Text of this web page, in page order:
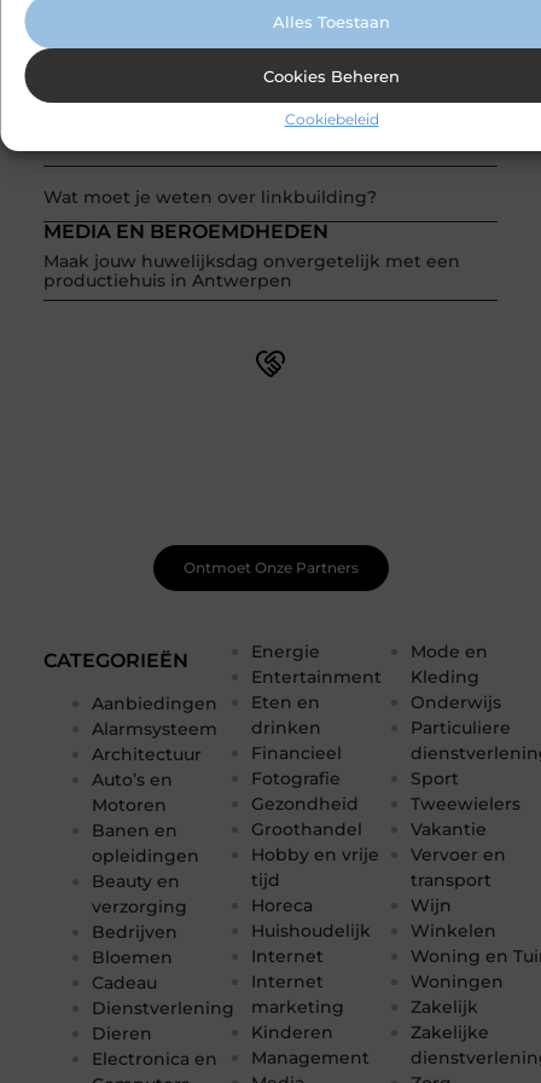
Alles Toestaan
Cookies Beheren
Cookiebeleid
Transportbedrijf in Antwerpen als basis voor
Fietsenwinkel in Merksem voor persoonlijk advies
Wat moet je weten over linkbuilding?
CATEGORIEËN
Aanbiedingen
Alarmsysteem
Architectuur
Auto’s en
Motoren
Banen en
opleidingen
Beauty en
verzorging
Bedrijven
Bloemen
Cadeau
Dienstverlening
Dieren
Electronica en
Energie
Entertainment
Eten en
drinken
Financieel
Fotografie
Gezondheid
Groothandel
Hobby en vrije
tijd
Horeca
Huishoudelijk
Internet
Internet
marketing
Kinderen
Management
Mode en
Kleding
Onderwijs
Particuliere
Sport
Tweewielers
Vakantie
Vervoer en
transport
Wijn
Winkelen
Woning en
Woningen
Zakelijk
Zakelijke
MEDIA EN BEROEMDHEDEN
Maak jouw huwelijksdag onvergetelijk met een
productiehuis in Antwerpen
Ontmoet Onze Partners